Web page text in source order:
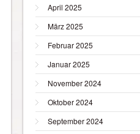
April 2025
März 2025
Februar 2025
Januar 2025
November 2024
Oktober 2024
September 2024